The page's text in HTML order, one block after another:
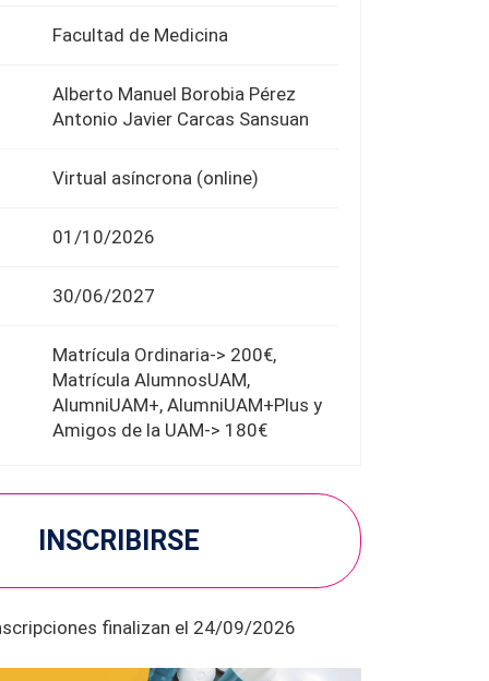
Facultad de Medicina
Alberto Manuel Borobia Pérez
Antonio Javier Carcas Sansuan
Virtual asíncrona (online)
01/10/2026
30/06/2027
Matrícula Ordinaria-> 200€,
Matrícula AlumnosUAM,
AlumniUAM+, AlumniUAM+Plus y
Amigos de la UAM-> 180€
INSCRIBIRSE
finalizan el 24/09/2026